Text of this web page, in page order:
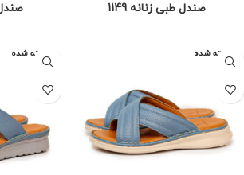
صندل طبی زنانه 1149 صندل
فروخته شده فروخته شده